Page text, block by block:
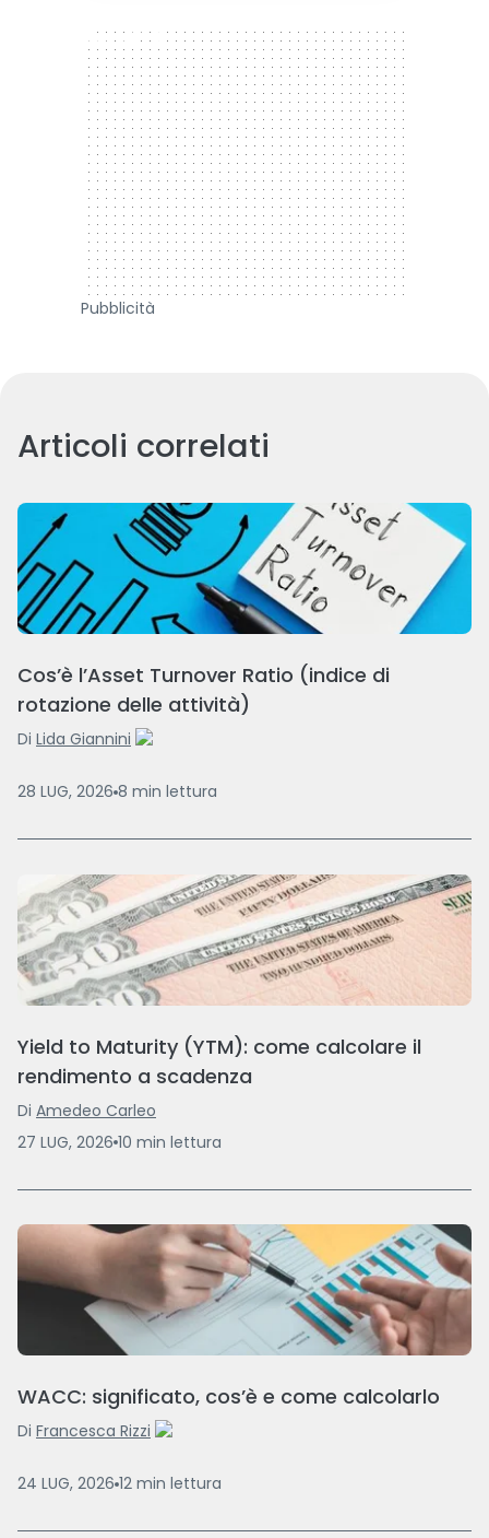
300 x 250
Pubblicità
Articoli correlati
Cos’è l’Asset Turnover Ratio (indice di
rotazione delle attività)
Di Lida Giannini
28 LUG, 2026 8 min lettura
Yield to Maturity (YTM): come calcolare il
rendimento a scadenza
Di Amedeo Carleo
27 LUG, 2026 10 min lettura
WACC: significato, cos’è e come calcolarlo
Di Francesca Rizzi
24 LUG, 2026 12 min lettura